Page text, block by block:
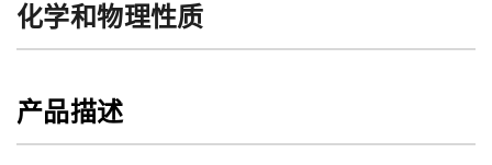
化学和物理性质
产品描述